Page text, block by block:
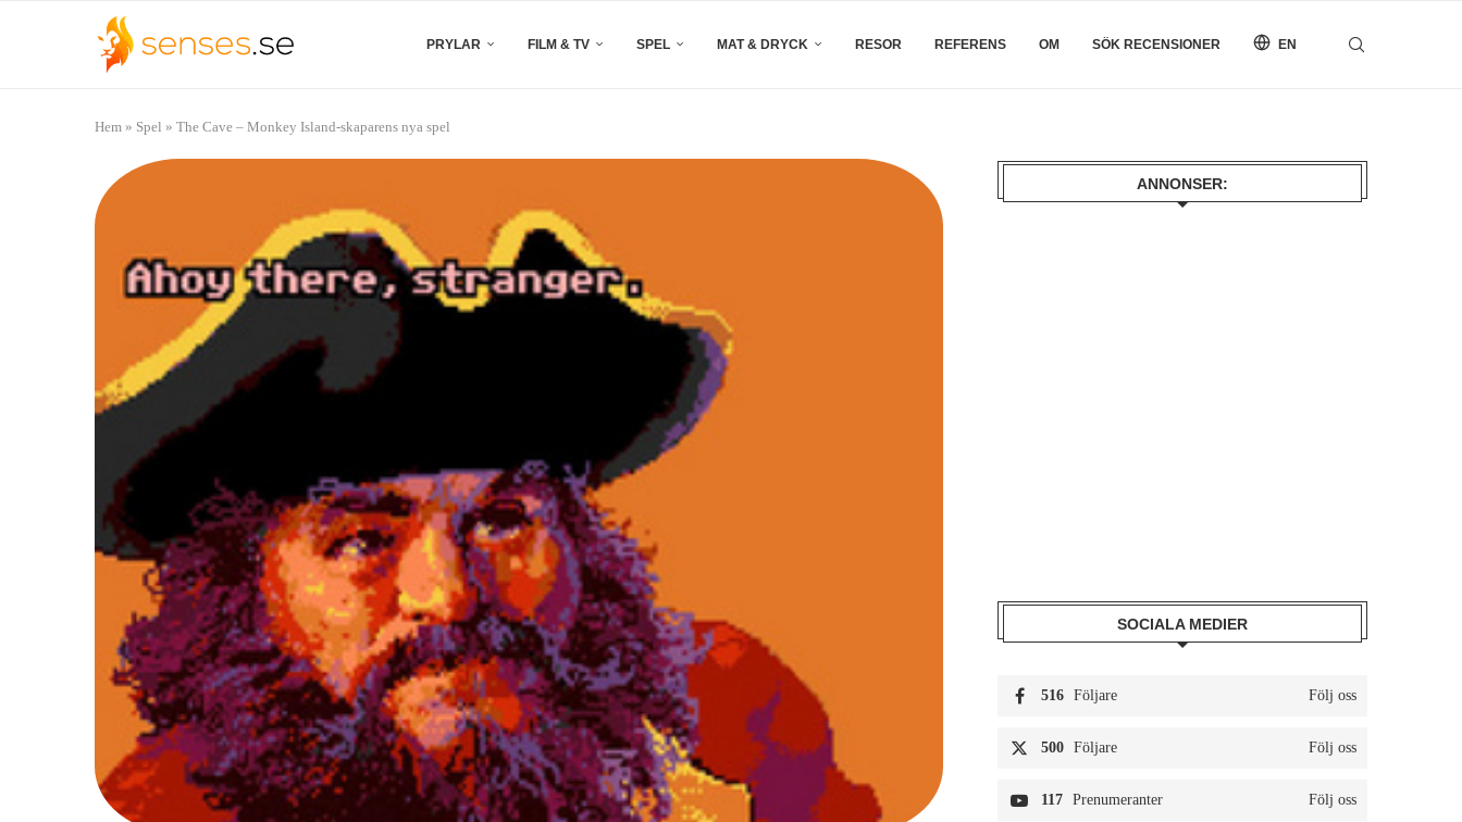
PRYLAR FILM & TV SPEL MAT & DRYCK RESOR REFERENS OM SÖK RECENSIONER EN
Hem » Spel » The Cave – Monkey Island-skaparens nya spel
ANNONSER:
SOCIALA MEDIER
516 Följare Följ oss
500 Följare Följ oss
117 Prenumeranter Följ oss